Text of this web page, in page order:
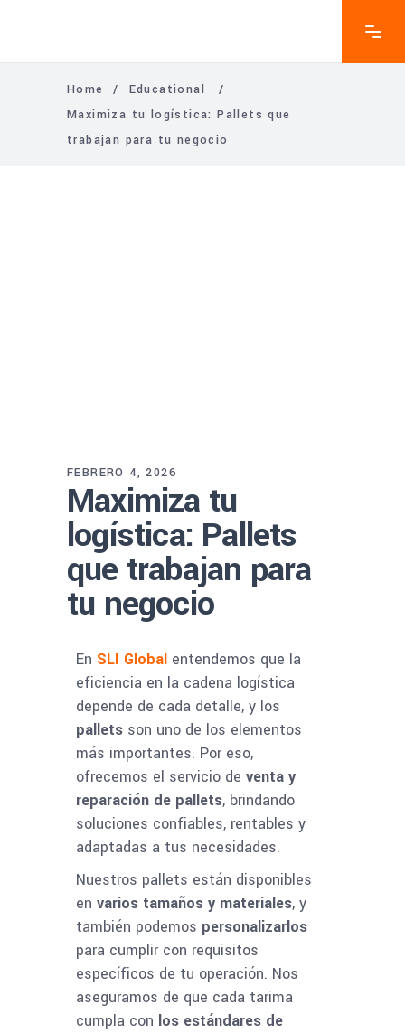
Home / Educational
/
Maximiza tu logística: Pallets que
trabajan para tu negocio
FEBRERO 4, 2026
Maximiza tu
logística: Pallets
que trabajan para
tu negocio
En SLI Global entendemos que la
eficiencia en la cadena logística
depende de cada detalle, y los
pallets son uno de los elementos
más importantes. Por eso,
ofrecemos el servicio de venta y
reparación de pallets, brindando
soluciones confiables, rentables y
adaptadas a tus necesidades.
Nuestros pallets están disponibles
en varios tamaños y materiales, y
también podemos personalizarlos
para cumplir con requisitos
específicos de tu operación. Nos
aseguramos de que cada tarima
cumpla con los estándares de